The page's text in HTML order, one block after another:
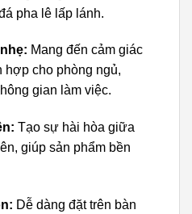
pha lê lấp lánh.
Mang đến cảm giác
hợp cho phòng ngủ,
gian làm việc.
Tạo sự hài hòa giữa
giúp sản phẩm bền
Dễ dàng đặt trên bàn